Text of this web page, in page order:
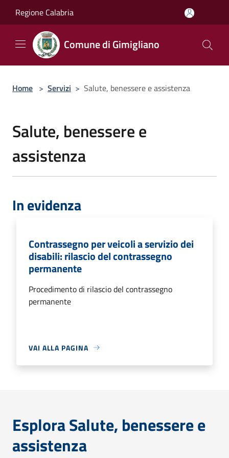
Regione Calabria
Comune di Gimigliano
Home > Servizi > Salute, benessere e assistenza
Salute, benessere e
assistenza
In evidenza
Contrassegno per veicoli a servizio dei
disabili: rilascio del contrassegno
permanente
Procedimento di rilascio del contrassegno
permanente
VAI ALLA PAGINA
Esplora Salute, benessere e
assistenza